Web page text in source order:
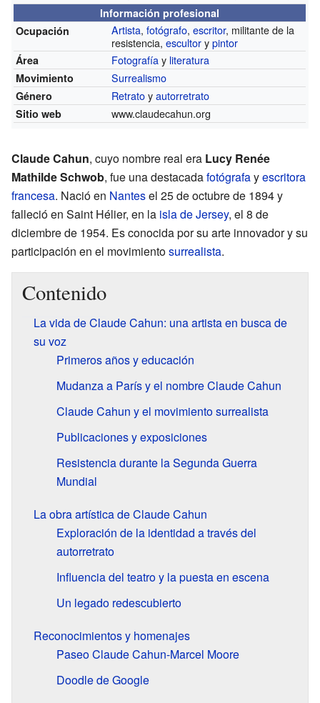
Información profesional
Ocupación
Artista,fotógrafo,escritor, militante de la
resistencia,escultorypintor
Área Fotografíay literatura
Movimiento Surrealismo
Género Retratoyautorretrato
Sitio web www.claudecahun.org
Claude Cahun, cuyo nombre real era Lucy Renée
Mathilde Schwob, fue una destacadafotógrafayescritora
francesa. Nació en Nantesel 25 de octubre de 1894 y
falleció en Saint Hélier, en la isla de Jersey, el 8 de
diciembre de 1954. Es conocida por su arte innovador y su
participación en el movimientosurrealista.
Contenido
La vida de Claude Cahun: una artista en busca de
su voz
Primeros años y educación
Mudanza a París y el nombre Claude Cahun
Claude Cahun y el movimiento surrealista
Publicaciones y exposiciones
Resistencia durante la Segunda Guerra
Mundial
La obra artística de Claude Cahun
Exploración de la identidad a través del
autorretrato
Influencia del teatro y la puesta en escena
Un legado redescubierto
Reconocimientos y homenajes
Paseo Claude Cahun-Marcel Moore
Doodle de Google